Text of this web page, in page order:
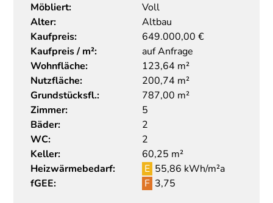
Möbliert:
Voll
Alter:
Altbau
Kaufpreis:
649.000,00 €
Kaufpreis / m²:
auf Anfrage
Wohnfläche:
123,64 m²
Nutzfläche:
200,74 m²
Grundstücksfl.:
787,00 m²
Zimmer:
5
Bäder:
2
WC:
2
Keller:
60,25 m²
Heizwärmebedarf:
E 55,86 kWh/m²a
fGEE:
F 3,75